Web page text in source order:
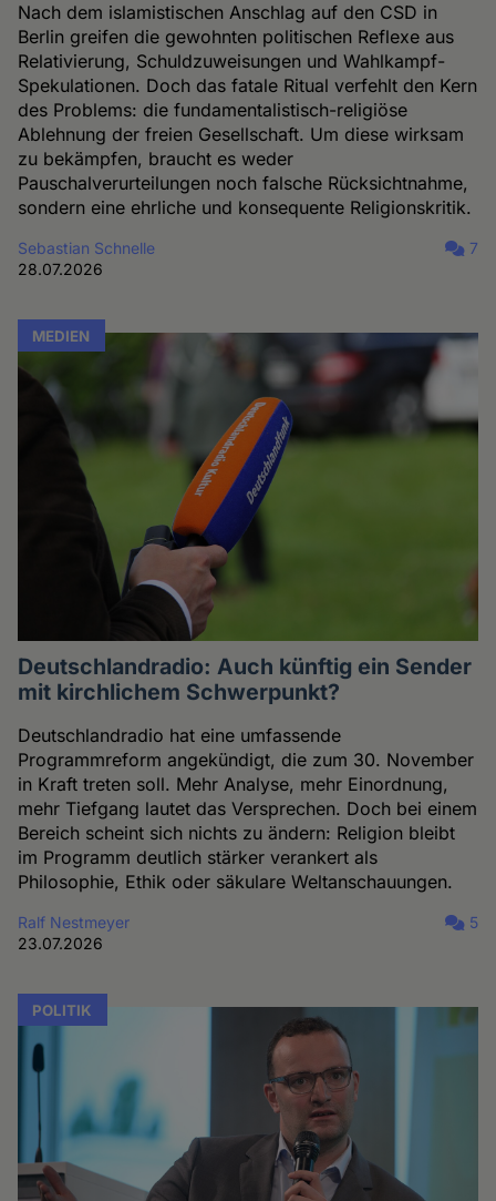
Nach dem islamistischen Anschlag auf den CSD in
Berlin greifen die gewohnten politischen Reflexe aus
Relativierung, Schuldzuweisungen und Wahlkampf-
Spekulationen. Doch das fatale Ritual verfehlt den Kern
des Problems: die fundamentalistisch-religiöse
Ablehnung der freien Gesellschaft. Um diese wirksam
zu bekämpfen, braucht es weder
Pauschalverurteilungen noch falsche Rücksichtnahme,
sondern eine ehrliche und konsequente Religionskritik.
Sebastian Schnelle
28.07.2026
7
MEDIEN
Deutschlandradio: Auch künftig ein Sender
mit kirchlichem Schwerpunkt?
Deutschlandradio hat eine umfassende
Programmreform angekündigt, die zum 30. November
in Kraft treten soll. Mehr Analyse, mehr Einordnung,
mehr Tiefgang lautet das Versprechen. Doch bei einem
Bereich scheint sich nichts zu ändern: Religion bleibt
im Programm deutlich stärker verankert als
Philosophie, Ethik oder säkulare Weltanschauungen.
Ralf Nestmeyer
23.07.2026
5
POLITIK